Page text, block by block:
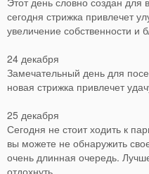
сегодня стрижка привлечет
увеличение собственности и
24 декабря
Замечательный день для
новая стрижка привлечет
25 декабря
Сегодня не стоит ходить к
вы можете не обнаружить
очень длинная очередь.
отдохнуть.